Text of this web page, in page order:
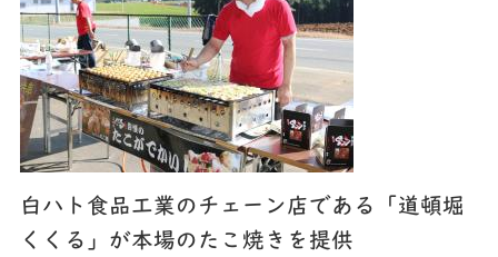
白ハト食品工業のチェーン店である「道頓堀
くくる」が本場のたこ焼きを提供